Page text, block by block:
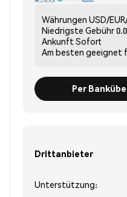
Währungen USD/
Niedrigste Gebühr
Ankunft Sofort
Am besten geeignet
Per
Drittanbieter
Unterstützung: